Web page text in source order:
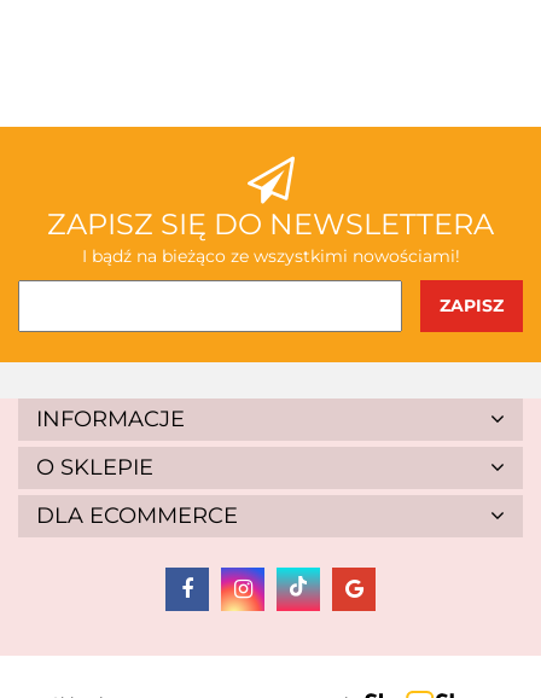
ABAKUS
AKSJOMAT
ALBIS
ZAPISZ SIĘ DO NEWSLETTERA
I bądź na bieżąco ze wszystkimi nowościami!
INFORMACJE
O SKLEPIE
DLA ECOMMERCE